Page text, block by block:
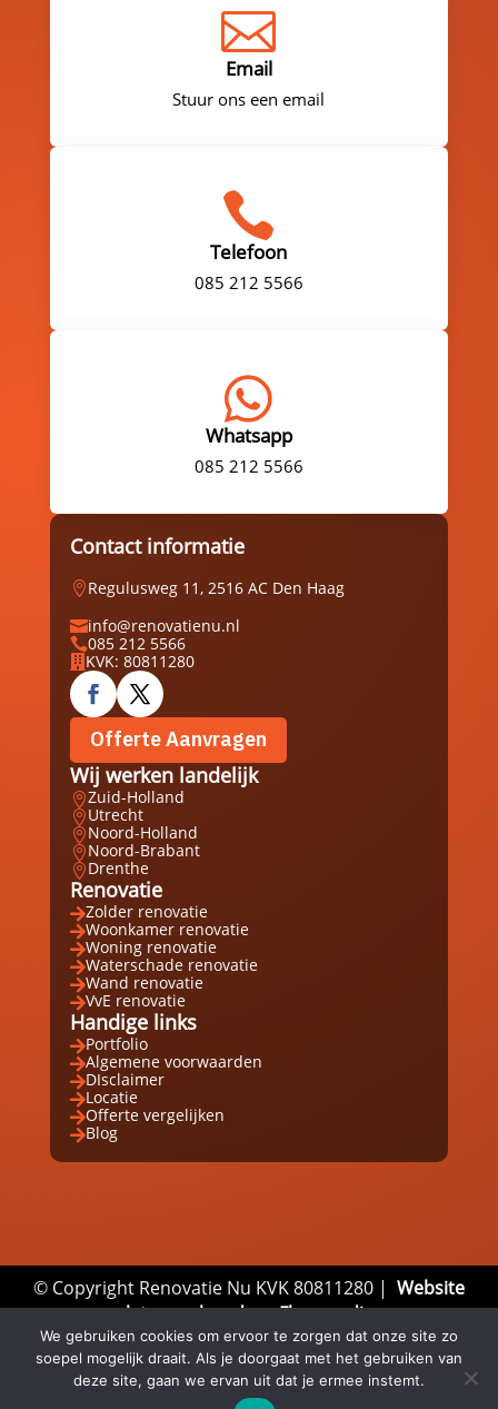

Email
Stuur ons een email

Telefoon
085 212 5566

Whatsapp
085 212 5566
Contact informatie
Regulusweg 11, 2516 AC Den Haag
info@renovatienu.nl
085 212 5566
 KVK: 80811280
Offerte Aanvragen
Wij werken landelijk
Zuid-Holland
Utrecht
Noord-Holland
Noord-Brabant
Drenthe
Renovatie
Zolder renovatie
Woonkamer renovatie
Woning renovatie
Waterschade renovatie
Wand renovatie
VvE renovatie
Handige links
Portfolio
Algemene voorwaarden
DIsclaimer
Locatie
Offerte vergelijken
Blog
© Copyright Renovatie Nu KVK 80811280 | Website
laten maken door Flexamedia
Privacyverklaring|Disclaimer| Algemene
Voorwaarden
We gebruiken cookies om ervoor te zorgen dat onze site zo
soepel mogelijk draait. Als je doorgaat met het gebruiken van
deze site, gaan we ervan uit dat je ermee instemt.